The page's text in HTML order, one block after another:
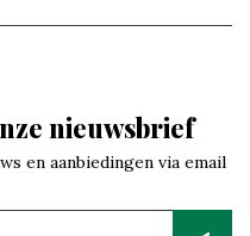
nieuwsbrief
en aanbiedingen via email